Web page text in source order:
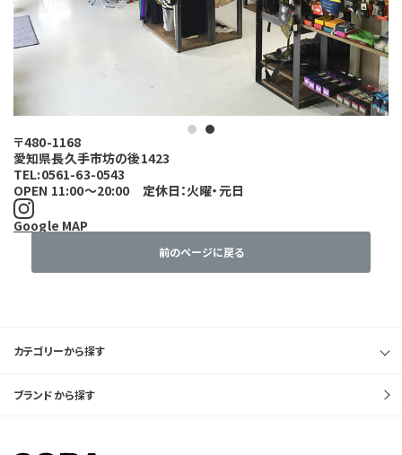
〒480-1168
愛知県長久手市坊の後1423
TEL:0561-63-0543
OPEN 11:00～20:00 定休日：火曜・元日
Google MAP
前のページに戻る
カテゴリーから探す
ブランドから探す